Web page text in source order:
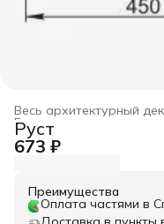
Весь архитектурный
Главная
Руст
673 ₽
Преимущества
Оплата частями в